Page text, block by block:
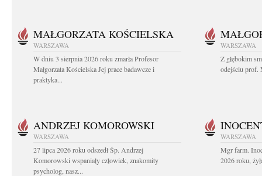
MAŁGORZATA KOŚCIELSKA
WARSZAWA
W dniu 3 sierpnia 2026 roku zmarła Profesor
Małgorzata Kościelska Jej prace badawcze i
praktyka...
WARSZAWA
Z głębokim
odejściu prof.
ANDRZEJ KOMOROWSKI
WARSZAWA
27 lipca 2026 roku odszedł Śp. Andrzej
Komorowski wspaniały człowiek, znakomity
psycholog, nasz...
WARSZAWA
Mgr farm.
2026 roku,